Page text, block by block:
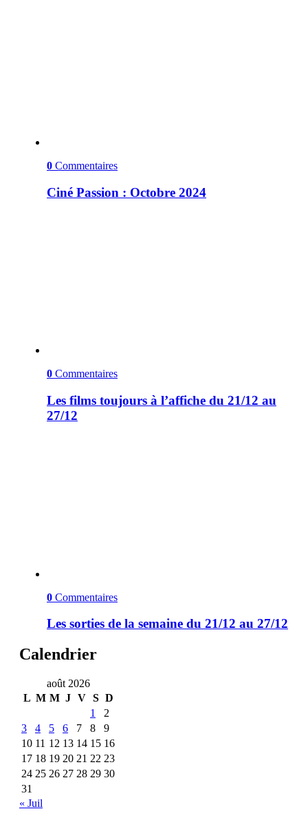
0 Commentaires
Ciné Passion : Octobre 2024
0 Commentaires
Les films toujours à l’affiche du 21/12 au
27/12
0 Commentaires
Les sorties de la semaine du 21/12 au 27/12
Calendrier
août 2026
L M M J V S D
1
2
3
4 5 6 7 8
9
10 11 12 13 14 15 16
17 18 19 20 21 22 23
24 25 26 27 28 29 30
31
« Juil